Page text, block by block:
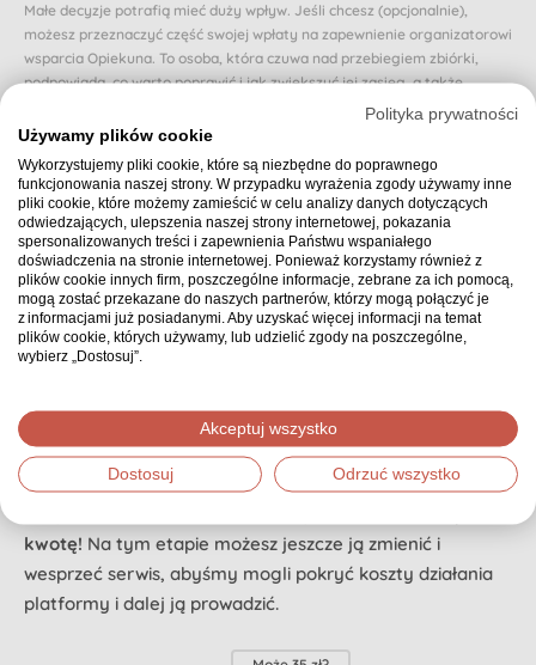
Małe decyzje potrafią mieć duży wpływ. Jeśli chcesz (opcjonalnie),
możesz przeznaczyć część swojej wpłaty na zapewnienie organizatorowi
wsparcia Opiekuna. To osoba, która czuwa nad przebiegiem zbiórki,
podpowiada, co warto poprawić i jak zwiększyć jej zasięg, a także
Dzięki Opiekunowi organizator nie zostaje sam i otrzymuje realne
wsparcie na każdym etapie. Dzięki temu osoba, której dotyczy zbiórka,
może poczuć się naprawdę zaopiekowana.
Czy chcesz przeznaczyć proponowaną (domyślnie wybraną) część swojej
wpłaty na zapewnienie zbiórce Opiekuna? Jeśli nie, możesz wybrać inną
kwotę.
10 zł z mojej wpłaty zapewnia wsparcie Opiekuna
Wybrana kwota: 30,00 zł
kwotę! Na tym etapie możesz jeszcze ją zmienić i
wesprzeć serwis, abyśmy mogli pokryć koszty działania
platformy i dalej ją prowadzić.
Polityka prywatności
Używamy plików cookie
Wykorzystujemy pliki cookie, które są niezbędne do poprawnego
funkcjonowania naszej strony. W przypadku wyrażenia zgody używamy inne
pliki cookie, które możemy zamieścić w celu analizy danych dotyczących
odwiedzających, ulepszenia naszej strony internetowej, pokazania
spersonalizowanych treści i zapewnienia Państwu wspaniałego
doświadczenia na stronie internetowej. Ponieważ korzystamy również z
plików cookie innych firm, poszczególne informacje, zebrane za ich pomocą,
mogą zostać przekazane do naszych partnerów, którzy mogą połączyć je
z informacjami już posiadanymi. Aby uzyskać więcej informacji na temat
plików cookie, których używamy, lub udzielić zgody na poszczególne,
wybierz „Dostosuj”.
Akceptuj wszystko
Dostosuj Odrzuć wszystko